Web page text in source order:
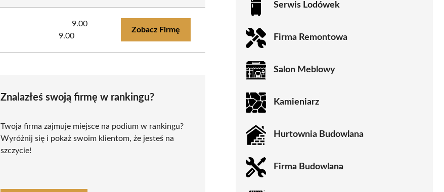
9.00
9.00
Zobacz Firmę
Znalazłeś swoją firmę w rankingu?
Twoja firma zajmuje miejsce na podium w rankingu?
Wyróżnij się i pokaż swoim klientom, że jesteś na
szczycie!
Serwis Lodówek
Firma Remontowa
Salon Meblowy
Kamieniarz
Hurtownia Budowlana
Firma Budowlana